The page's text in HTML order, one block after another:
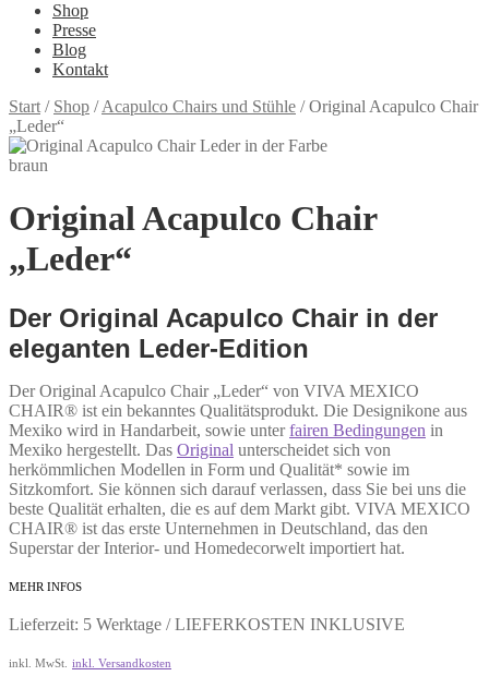
Shop
Presse
Blog
Kontakt
Start / Shop /Acapulco Chairs und Stühle /Original Acapulco Chair
„Leder“
Original Acapulco Chair
„Leder“
Der Original Acapulco Chair in der
eleganten Leder-Edition
Der Original Acapulco Chair „Leder“ von VIVA MEXICO
CHAIR® ist ein bekanntes Qualitätsprodukt. Die Designikone aus
Mexiko wird in Handarbeit, sowie unterfairen Bedingungen in
Mexiko hergestellt. Das Original unterscheidet sich von
herkömmlichen Modellen in Form und Qualität* sowie im
Sitzkomfort. Sie können sich darauf verlassen, dass Sie bei uns die
beste Qualität erhalten, die es auf dem Markt gibt. VIVA MEXICO
CHAIR® ist das erste Unternehmen in Deutschland, das den
Superstar der Interior- und Homedecorwelt importiert hat.
MEHR INFOS
Lieferzeit: 5 Werktage / LIEFERKOSTEN INKLUSIVE
inkl. MwSt. inkl. Versandkosten